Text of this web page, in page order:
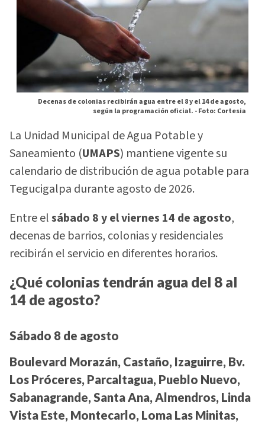
Decenas de colonias recibirán agua entre el 8 y el 14 de agosto,
según la programación oficial. -Foto: Cortesia
La Unidad Municipal de Agua Potable y
Saneamiento (UMAPS) mantiene vigente su
calendario de distribución de agua potable para
Tegucigalpa durante agosto de 2026.
Entre elsábado 8 y el viernes 14 de agosto,
decenas de barrios, colonias y residenciales
recibirán el servicio en diferentes horarios.
¿Qué colonias tendrán agua del 8 al
14 de agosto?
Sábado 8 de agosto
Boulevard Morazán, Castaño, Izaguirre, Bv.
Los Próceres, Parcaltagua, Pueblo Nuevo,
Sabanagrande, Santa Ana, Almendros, Linda
Vista Este, Montecarlo, Loma Las Minitas,